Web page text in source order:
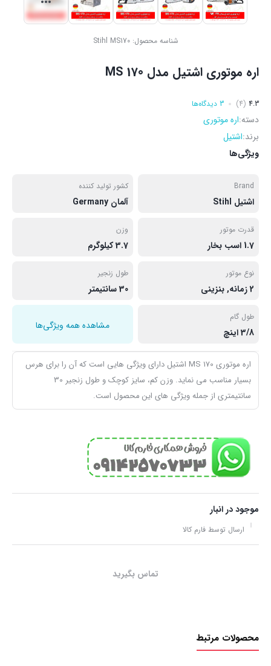
شناسه محصول:Stihl MS170
اره موتوری اشتیل مدل MS 170
4.3
(4) 3 دیدگاه‌ها
دسته:اره موتوری
برند:اشتیل
ویژگی‌ها
Brand
اشتیل Stihl
کشور تولید کننده
آلمان Germany
قدرت موتور
1.7 اسب بخار
وزن
3.7 کیلوگرم
نوع موتور
2 زمانه, بنزینی
طول زنجیر
30 سانتیمتر
طول گام
3/8 اینچ
مشاهده همه ویژگی‌ها
اره موتوری MS 170 اشتیل دارای ویژگی هایی است که آن را برای هرس
بسیار مناسب می نماید. وزن کم، سایز کوچک و طول زنجیر 30
سانتیمتری از جمله ویژگی های این محصول است.
موجود در انبار
ارسال توسط فارم کالا
تماس بگیرید
محصولات مرتبط